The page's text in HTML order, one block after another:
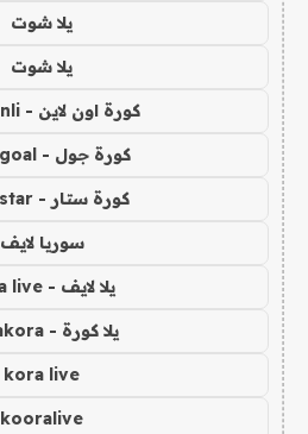
يلا شوت
يلا شوت
كورة اون لاين - kora onli
كورة جول - kora goal
كورة ستار - kora star
سوريا لايف
يلا لايف - yalla live
يلا كورة - yallakora
kora live
kooralive